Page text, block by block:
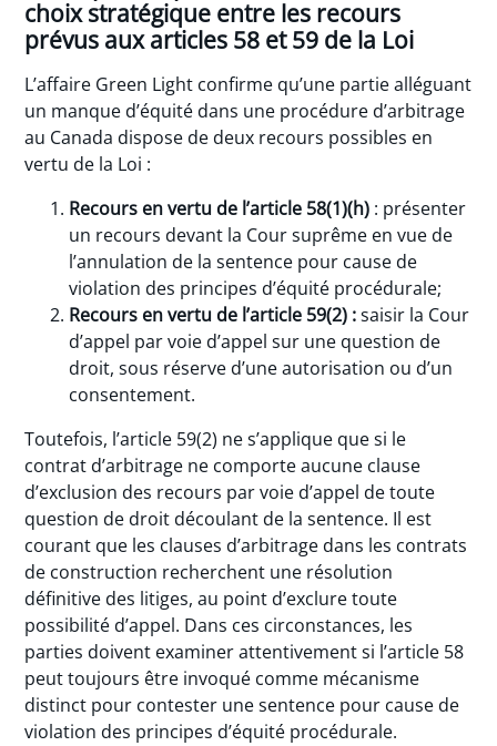
choix stratégique entre les recours
prévus aux articles 58 et 59 de la Loi
L’affaire Green Light confirme qu’une partie alléguant
un manque d’équité dans une procédure d’arbitrage
au Canada dispose de deux recours possibles en
vertu de la Loi :
Recours en vertu de l’article 58(1)(h) : présenter
un recours devant la Cour suprême en vue de
l’annulation de la sentence pour cause de
violation des principes d’équité procédurale;
Recours en vertu de l’article 59(2) :saisir la Cour
d’appel par voie d’appel sur une question de
droit, sous réserve d’une autorisation ou d’un
consentement.
Toutefois, l’article 59(2) ne s’applique que si le
contrat d’arbitrage ne comporte aucune clause
d’exclusion des recours par voie d’appel de toute
question de droit découlant de la sentence. Il est
courant que les clauses d’arbitrage dans les contrats
de construction recherchent une résolution
définitive des litiges, au point d’exclure toute
possibilité d’appel. Dans ces circonstances, les
parties doivent examiner attentivement si l’article 58
peut toujours être invoqué comme mécanisme
distinct pour contester une sentence pour cause de
violation des principes d’équité procédurale.